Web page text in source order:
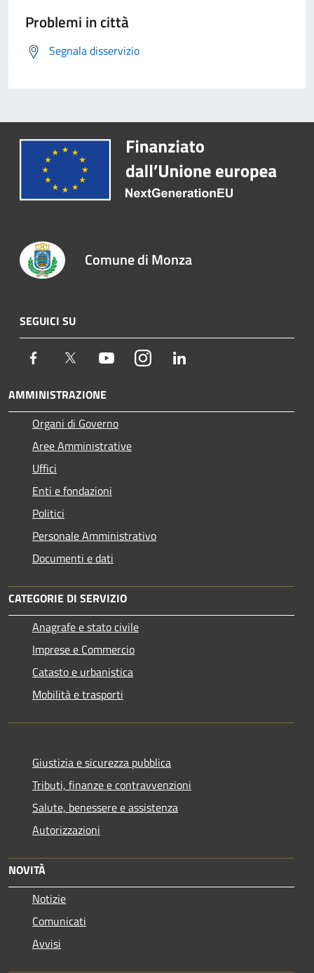
Problemi in città
Segnala disservizio
Comune di Monza
SEGUICI SU
Facebook Twitter YoutubeInstagram
AMMINISTRAZIONE
Organi di Governo
Aree Amministrative
Uffici
Enti e fondazioni
Politici
Personale Amministrativo
Documenti e dati
CATEGORIE DI SERVIZIO
Anagrafe e stato civile
Imprese e Commercio
Catasto e urbanistica
Mobilità e trasporti
Giustizia e sicurezza pubblica
Tributi, finanze e contravvenzioni
Salute, benessere e assistenza
Autorizzazioni
NOVITÀ
Notizie
Comunicati
Avvisi